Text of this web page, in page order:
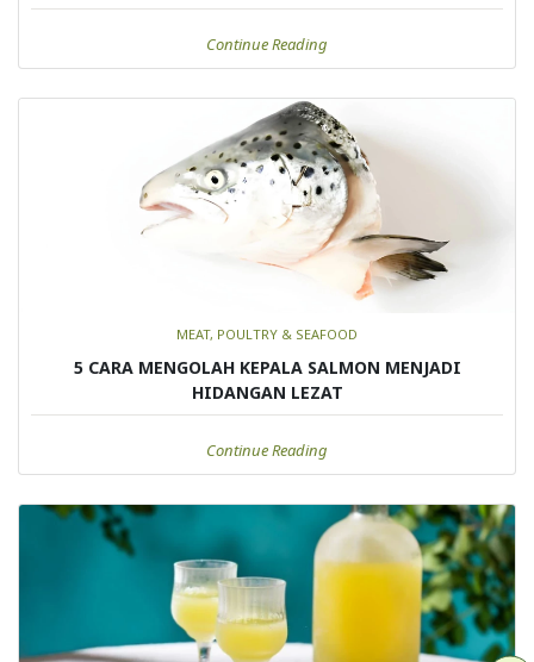
Continue Reading
MEAT, POULTRY & SEAFOOD
5 CARA MENGOLAH KEPALA SALMON MENJADI
HIDANGAN LEZAT
Continue Reading